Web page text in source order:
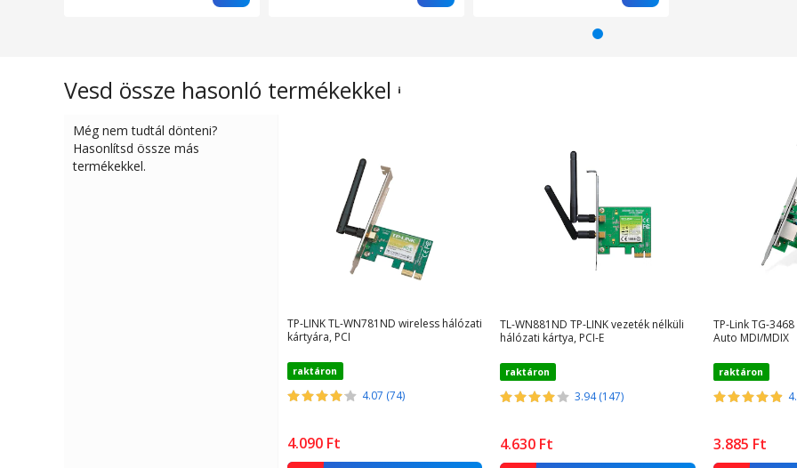
Vesd össze hasonló termékekkel
Még nem tudtál dönteni?
Hasonlítsd össze más
termékekkel.
TP-LINK TL-WN781ND wireless hálózati
kártyára, PCI
raktáron
4.07 (74)
4.090 Ft
TL-WN881ND TP-LINK vezeték nélküli
hálózati kártya, PCI-E
raktáron
3.94 (147)
4.630 Ft
TP-Link TG-
Auto MDI/MDIX
raktáron
3.885 Ft